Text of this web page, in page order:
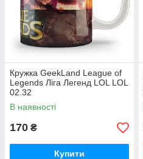
Кружка GeekLand League of
Legends Ліга Легенд LOL LOL
02.32
В наявності
170 ₴
Купити